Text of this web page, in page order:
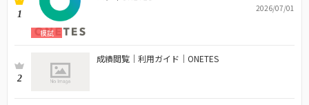
1
模試
2026/07/01
2
成績閲覧｜利用ガイド｜ONETES